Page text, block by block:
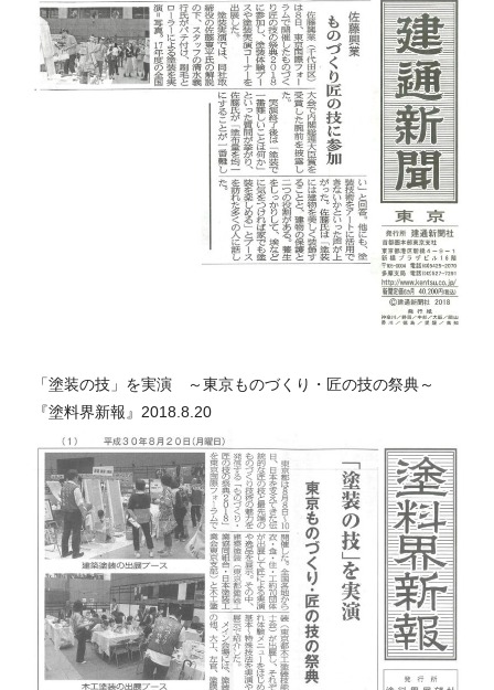
「塗装の技」を実演 ～東京ものづくり・匠の技の祭典～
『塗料界新報』2018.8.20